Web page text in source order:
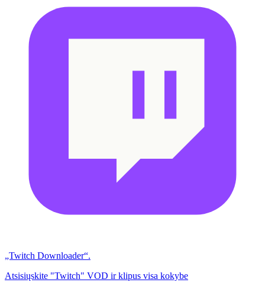
„Twitch Downloader“.
Atsisiųskite "Twitch" VOD ir klipus visa kokybe